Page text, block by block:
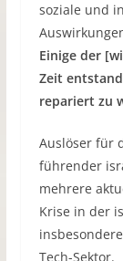
soziale und
Einige der
Zeit
repariert zu
Auslöser für
führender
mehrere
Krise in der
Tech-Sektor.